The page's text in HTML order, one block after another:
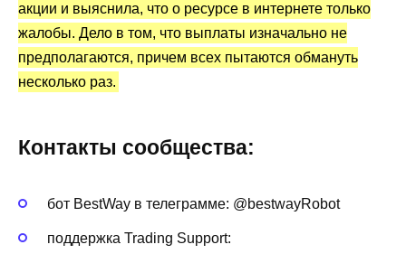
акции и выяснила, что о ресурсе в интернете только
жалобы. Дело в том, что выплаты изначально не
предполагаются, причем всех пытаются обмануть
несколько раз.
Контакты сообщества:
бот BestWay в телеграмме: @bestwayRobot
поддержка Trading Support: